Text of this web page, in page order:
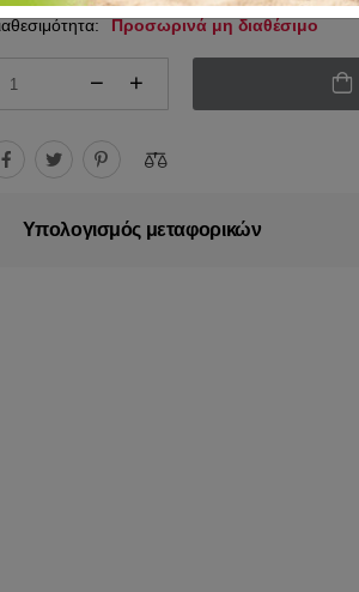
Προσωρινά μη διαθέσιμο
Υπολογισμός μεταφορικών